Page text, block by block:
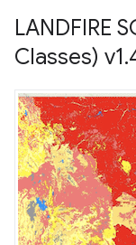
LANDFIRE
Classes) v1.